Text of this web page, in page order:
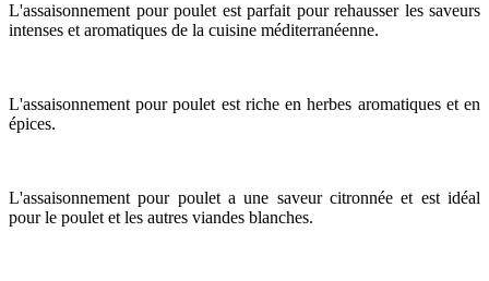
L'assaisonnement pour poulet est parfait pour rehausser les saveurs
intenses et aromatiques de la cuisine méditerranéenne.
L'assaisonnement pour poulet est riche en herbes aromatiques et en
épices.
L'assaisonnement pour poulet a une saveur citronnée et est idéal
pour le poulet et les autres viandes blanches.